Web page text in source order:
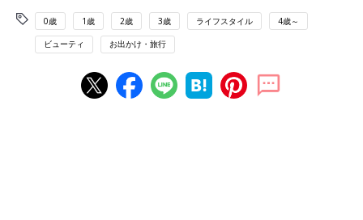
「子育て中のママが、子どもを家族などに預けてリラックスしに
来店されることは以前からありましたが『預けることが難しいの
なからずあり、日々ストレスと闘う子育て中のママにも気軽に来
店してもらえるよう、キッズスペース併設店を考えました。」
0歳 1歳 2歳 3歳 ライフスタイル 4歳～
ビューティ お出かけ・旅行